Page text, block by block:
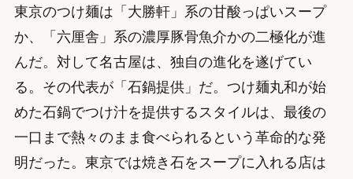
東京のつけ麺は「大勝軒」系の甘酸っぱいスープ
か、「六厘舎」系の濃厚豚骨魚介かの二極化が進
んだ。対して名古屋は、独自の進化を遂げてい
る。その代表が「石鍋提供」だ。つけ麺丸和が始
めた石鍋でつけ汁を提供するスタイルは、最後の
一口まで熱々のまま食べられるという革命的な発
明だった。東京では焼き石をスープに入れる店は